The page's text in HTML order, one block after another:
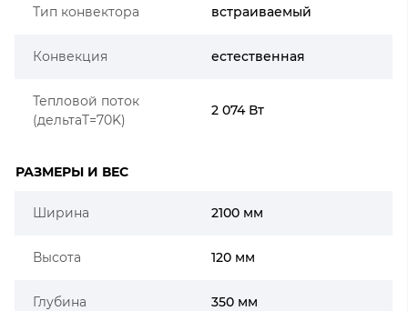
Тип конвектора встраиваемый
Конвекция естественная
Тепловой поток
(дельтаT=70K)
2 074 Вт
РАЗМЕРЫ И ВЕС
Ширина 2100 мм
Высота 120 мм
Глубина 350 мм